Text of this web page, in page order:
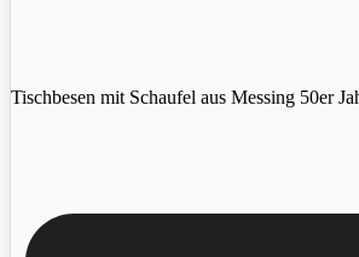
Tischbesen mit Schaufel aus Messing 50er